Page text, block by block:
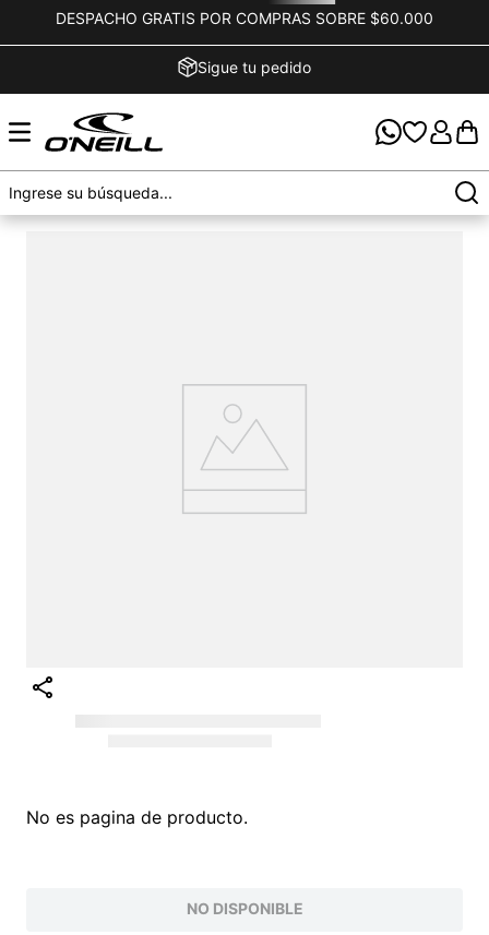
DESPACHO GRATIS POR COMPRAS SOBRE $60.000
Sigue tu pedido
No es pagina de producto.
NO DISPONIBLE